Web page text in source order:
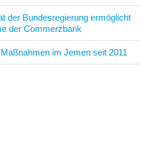
der Bundesregierung ermöglicht
der Commerzbank
im Jemen seit 2011